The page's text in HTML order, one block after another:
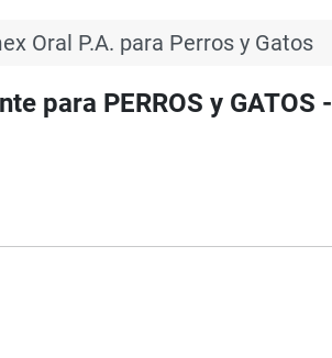
Oral P.A. para Perros y Gatos
para PERROS y GATOS